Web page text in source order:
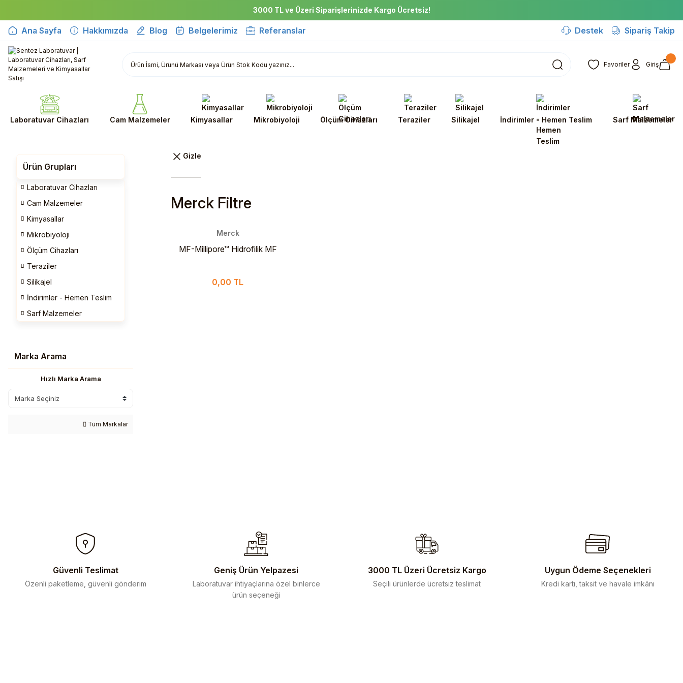
3000 TL ve Üzeri Siparişlerinizde Kargo Ücretsiz!
Ana Sayfa Hakkımızda Blog Belgelerimiz Referanslar Destek Sipariş Takip
Favoriler Giriş
Laboratuvar Cihazları Cam Malzemeler Kimyasallar Mikrobiyoloji Ölçüm Cihazları Teraziler Silikajel İndirimler - Hemen Teslim Sarf Malzemeler
Ürün Grupları
Laboratuvar Cihazları
Cam Malzemeler
Kimyasallar
Mikrobiyoloji
Ölçüm Cihazları
Teraziler
Silikajel
İndirimler - Hemen Teslim
Sarf Malzemeler
Marka Arama
Hızlı Marka Arama
Tüm Markalar
Merck Filtre
Merck
MF-Millipore™ Hidrofilik MF
0,00 TL
Güvenli Teslimat
Özenli paketleme, güvenli gönderim
Geniş Ürün Yelpazesi
Laboratuvar ihtiyaçlarına özel binlerce
ürün seçeneği
3000 TL Üzeri Ücretsiz Kargo
Seçili ürünlerde ücretsiz teslimat
Uygun Ödeme Seçenekleri
Kredi kartı, taksit ve havale imkânı